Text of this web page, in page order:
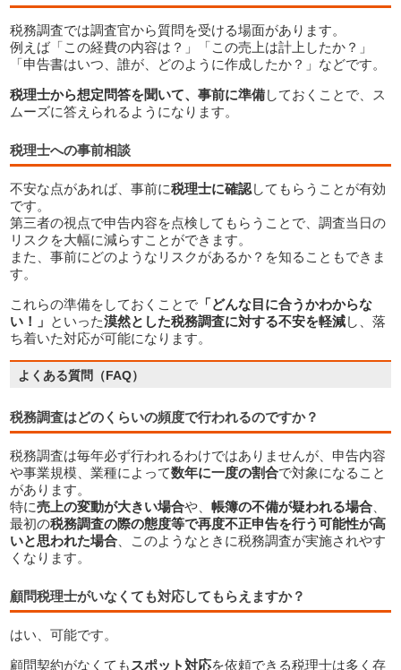
税務調査を受ける前に準備しておくべきこと
税務調査では調査官から質問を受ける場面があります。
例えば「この経費の内容は？」「この売上は計上したか？」
「申告書はいつ、誰が、どのように作成したか？」などです。
税理士から想定問答を聞いて、事前に準備しておくことで、ス
ムーズに答えられるようになります。
税理士への事前相談
不安な点があれば、事前に税理士に確認してもらうことが有効
です。
第三者の視点で申告内容を点検してもらうことで、調査当日の
リスクを大幅に減らすことができます。
また、事前にどのようなリスクがあるか？を知ることもできま
す。
これらの準備をしておくことで 「どんな目に合うかわからな
い！」 といった漠然とした税務調査に対する不安を軽減し、落
ち着いた対応が可能になります。
税務調査はどのくらいの頻度で行われるのですか？
税務調査は毎年必ず行われるわけではありませんが、申告内容
や事業規模、業種によって数年に一度の割合で対象になること
があります。
特に売上の変動が大きい場合や、帳簿の不備が疑われる場合
最初の税務調査の際の態度等で再度不正申告を行う可能性が高
いと思われた場合 、このようなときに税務調査が実施されやす
くなります。
顧問税理士がいなくても対応してもらえますか？
はい、可能です。
顧問契約がなくても スポット対応を依頼できる税理士は多く存